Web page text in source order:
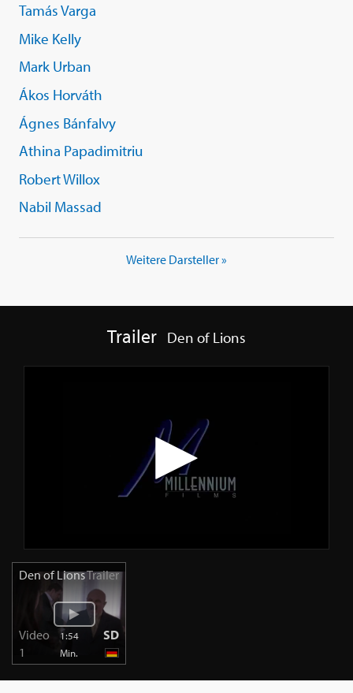
Tamás Varga
Mike Kelly
Mark Urban
Ákos Horváth
Ágnes Bánfalvy
Athina Papadimitriu
Robert Willox
Nabil Massad
Weitere Darsteller »
Trailer Den of Lions
Den of LionsTrailer
Video
1
1:54
Min.
SD